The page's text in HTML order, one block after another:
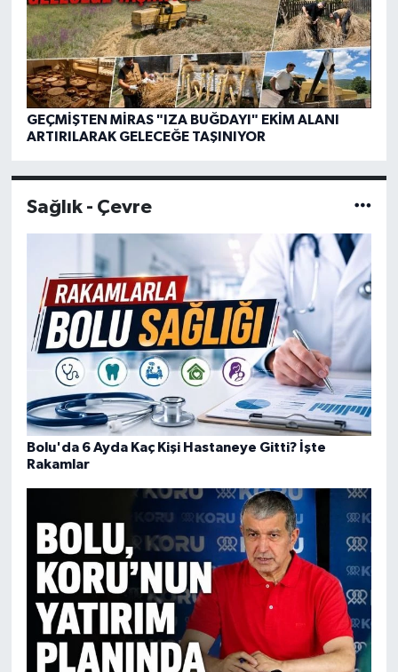
GEÇMİŞTEN MİRAS "IZA BUĞDAYI" EKİM ALANI
ARTIRILARAK GELECEĞE TAŞINIYOR
Sağlık - Çevre
Bolu'da 6 Ayda Kaç Kişi Hastaneye Gitti? İşte
Rakamlar